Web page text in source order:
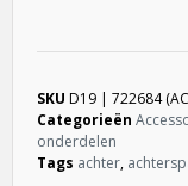
SKU D19 | 722684
Categorieën
onderdelen
Tags achter